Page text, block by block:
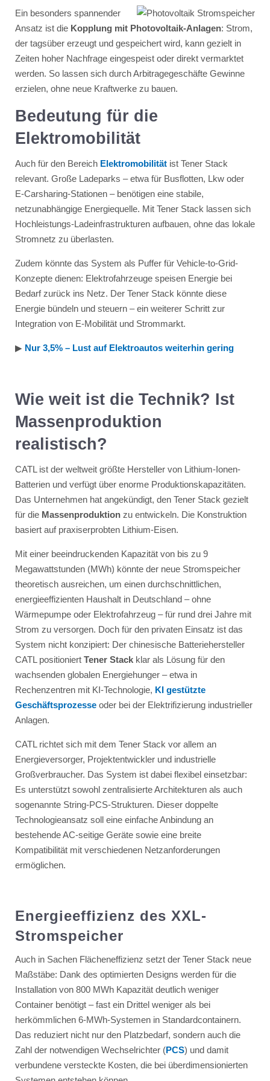
Ein besonders spannender
Ansatz ist die Kopplung mit Photovoltaik-Anlagen: Strom,
der tagsüber erzeugt und gespeichert wird, kann gezielt in
Zeiten hoher Nachfrage eingespeist oder direkt vermarktet
werden. So lassen sich durch Arbitragegeschäfte Gewinne
erzielen, ohne neue Kraftwerke zu bauen.
Bedeutung für die
Elektromobilität
Auch für den Bereich Elektromobilitätist Tener Stack
relevant. Große Ladeparks – etwa für Busflotten, Lkw oder
E-Carsharing-Stationen – benötigen eine stabile,
netzunabhängige Energiequelle. Mit Tener Stack lassen sich
Hochleistungs-Ladeinfrastrukturen aufbauen, ohne das lokale
Stromnetz zu überlasten.
Zudem könnte das System als Puffer für Vehicle-to-Grid-
Konzepte dienen: Elektrofahrzeuge speisen Energie bei
Bedarf zurück ins Netz. Der Tener Stack könnte diese
Energie bündeln und steuern – ein weiterer Schritt zur
Integration von E-Mobilität und Strommarkt.
▶︎ Nur 3,5% – Lust auf Elektroautos weiterhin gering
Wie weit ist die Technik? Ist
Massenproduktion
realistisch?
CATL ist der weltweit größte Hersteller von Lithium-Ionen-
Batterien und verfügt über enorme Produktionskapazitäten.
Das Unternehmen hat angekündigt, den Tener Stack gezielt
für die Massenproduktionzu entwickeln. Die Konstruktion
basiert auf praxiserprobten Lithium-Eisen.
Mit einer beeindruckenden Kapazität von bis zu 9
Megawattstunden (MWh) könnte der neue Stromspeicher
theoretisch ausreichen, um einen durchschnittlichen,
energieeffizienten Haushalt in Deutschland – ohne
Wärmepumpe oder Elektrofahrzeug – für rund drei Jahre mit
Strom zu versorgen. Doch für den privaten Einsatz ist das
System nicht konzipiert: Der chinesische Batteriehersteller
CATL positioniert Tener Stackklar als Lösung für den
wachsenden globalen Energiehunger – etwa in
Rechenzentren mit KI-Technologie, KI gestützte
Geschäftsprozesseoder bei der Elektrifizierung industrieller
Anlagen.
CATL richtet sich mit dem Tener Stack vor allem an
Energieversorger, Projektentwickler und industrielle
Großverbraucher. Das System ist dabei flexibel einsetzbar:
Es unterstützt sowohl zentralisierte Architekturen als auch
sogenannte String-PCS-Strukturen. Dieser doppelte
Technologieansatz soll eine einfache Anbindung an
bestehende AC-seitige Geräte sowie eine breite
Kompatibilität mit verschiedenen Netzanforderungen
ermöglichen.
Energieeffizienz des XXL-
Stromspeicher
Auch in Sachen Flächeneffizienz setzt der Tener Stack neue
Maßstäbe: Dank des optimierten Designs werden für die
Installation von 800 MWh Kapazität deutlich weniger
Container benötigt – fast ein Drittel weniger als bei
herkömmlichen 6-MWh-Systemen in Standardcontainern.
Das reduziert nicht nur den Platzbedarf, sondern auch die
Zahl der notwendigen Wechselrichter (PCS) und damit
verbundene versteckte Kosten, die bei überdimensionierten